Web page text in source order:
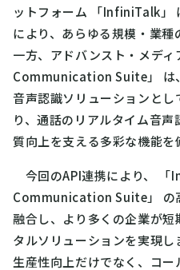
ットフォーム 「InfiniTalk」
により、あらゆる規模・業種
一方、アドバンスト・メデ
Communication Suite」 は
音声認識ソリューションとし
り、通話のリアルタイム音
質向上を支える多彩な機能を
今回のAPI連携により、
Communication Suite」 の
融合し、より多くの企業が
タルソリューションを実現
生産性向上だけでなく、コ